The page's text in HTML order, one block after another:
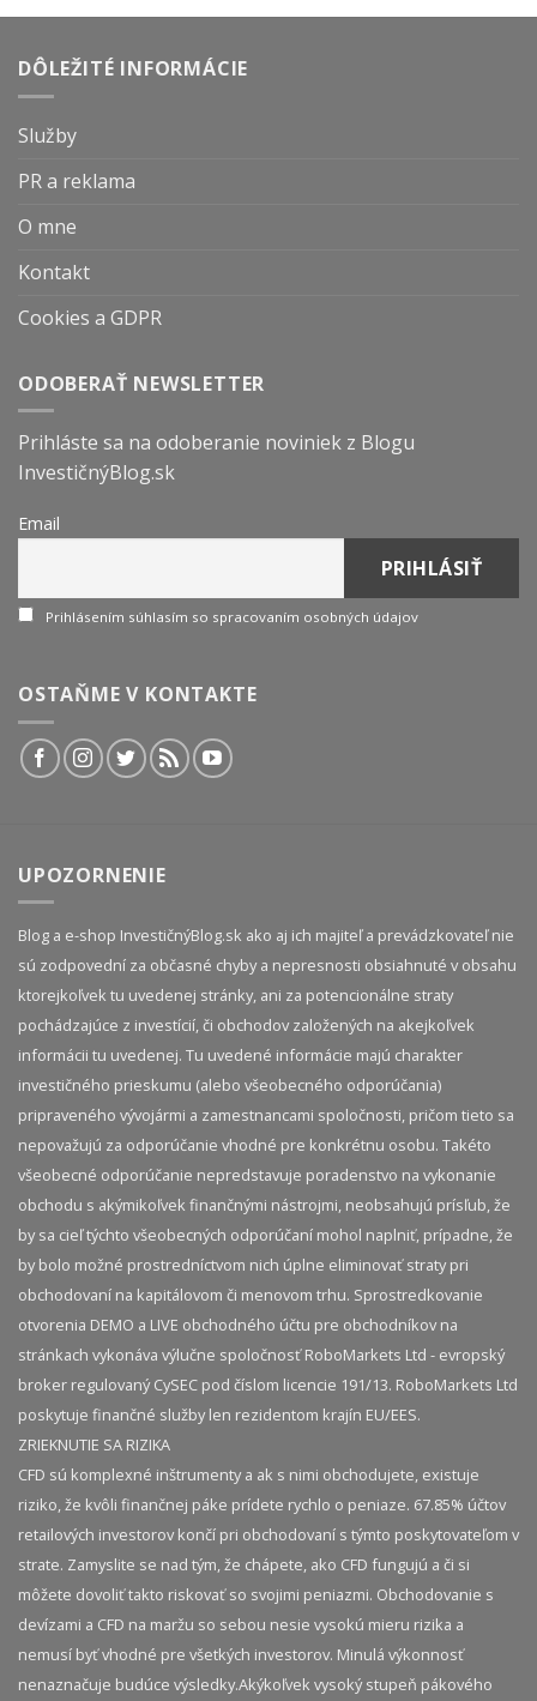
DÔLEŽITÉ INFORMÁCIE
Služby
PR a reklama
O mne
Kontakt
Cookies a GDPR
ODOBERAŤ NEWSLETTER
Prihláste sa na odoberanie noviniek z Blogu
InvestičnýBlog.sk
Email
Prihlásením súhlasím so spracovaním osobných údajov
OSTAŇME V KONTAKTE
UPOZORNENIE
Blog a e-shop InvestičnýBlog.sk ako aj ich majiteľ a prevádzkovateľ nie
sú zodpovední za občasné chyby a nepresnosti obsiahnuté v obsahu
ktorejkoľvek tu uvedenej stránky, ani za potencionálne straty
pochádzajúce z investícií, či obchodov založených na akejkoľvek
informácii tu uvedenej. Tu uvedené informácie majú charakter
investičného prieskumu (alebo všeobecného odporúčania)
pripraveného vývojármi a zamestnancami spoločnosti, pričom tieto sa
nepovažujú za odporúčanie vhodné pre konkrétnu osobu. Takéto
všeobecné odporúčanie nepredstavuje poradenstvo na vykonanie
obchodu s akýmikoľvek finančnými nástrojmi, neobsahujú prísľub, že
by sa cieľ týchto všeobecných odporúčaní mohol naplniť, prípadne, že
by bolo možné prostredníctvom nich úplne eliminovať straty pri
obchodovaní na kapitálovom či menovom trhu. Sprostredkovanie
otvorenia DEMO a LIVE obchodného účtu pre obchodníkov na
stránkach vykonáva výlučne spoločnosť RoboMarkets Ltd - evropský
broker regulovaný CySEC pod číslom licencie 191/13. RoboMarkets Ltd
poskytuje finančné služby len rezidentom krajín EU/EES.
ZRIEKNUTIE SA RIZIKA
CFD sú komplexné inštrumenty a ak s nimi obchodujete, existuje
riziko, že kvôli finančnej páke prídete rychlo o peniaze. 67.85% účtov
retailových investorov končí pri obchodovaní s týmto poskytovateľom v
strate. Zamyslite se nad tým, že chápete, ako CFD fungujú a či si
môžete dovoliť takto riskovať so svojimi peniazmi. Obchodovanie s
devízami a CFD na maržu so sebou nesie vysokú mieru rizika a
nemusí byť vhodné pre všetkých investorov. Minulá výkonnosť
nenaznačuje budúce výsledky.​ Akýkoľvek vysoký stupeň pákového